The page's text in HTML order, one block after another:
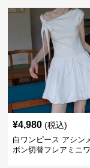
¥4,980 (税込)
白ワンピース アシン
ボン切替フレアミニ